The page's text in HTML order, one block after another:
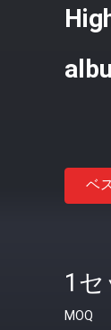
ベ
1セ
MOQ